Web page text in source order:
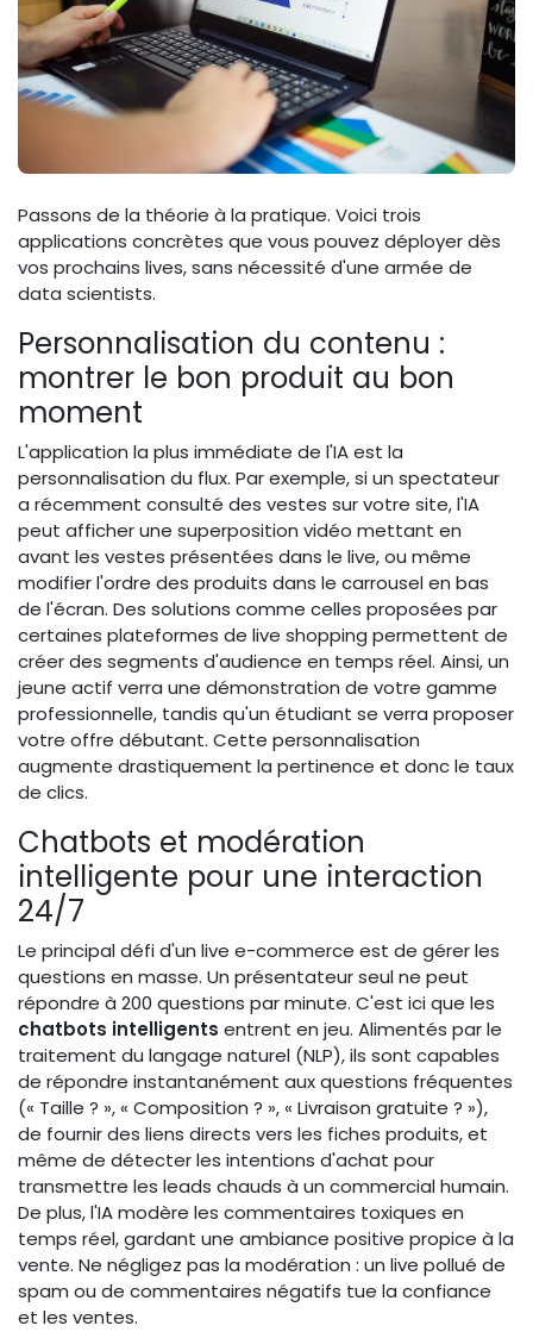
Passons de la théorie à la pratique. Voici trois
applications concrètes que vous pouvez déployer dès
vos prochains lives, sans nécessité d'une armée de
data scientists.
Personnalisation du contenu :
montrer le bon produit au bon
moment
L'application la plus immédiate de l'IA est la
personnalisation du flux. Par exemple, si un spectateur
a récemment consulté des vestes sur votre site, l'IA
peut afficher une superposition vidéo mettant en
avant les vestes présentées dans le live, ou même
modifier l'ordre des produits dans le carrousel en bas
de l'écran. Des solutions comme celles proposées par
certaines plateformes de live shopping permettent de
créer des segments d'audience en temps réel. Ainsi, un
jeune actif verra une démonstration de votre gamme
professionnelle, tandis qu'un étudiant se verra proposer
votre offre débutant. Cette personnalisation
augmente drastiquement la pertinence et donc le taux
de clics.
Chatbots et modération
intelligente pour une interaction
24/7
Le principal défi d'un live e-commerce est de gérer les
questions en masse. Un présentateur seul ne peut
répondre à 200 questions par minute. C'est ici que les
chatbots intelligents entrent en jeu. Alimentés par le
traitement du langage naturel (NLP), ils sont capables
de répondre instantanément aux questions fréquentes
(« Taille ? », « Composition ? », « Livraison gratuite ? »),
de fournir des liens directs vers les fiches produits, et
même de détecter les intentions d'achat pour
transmettre les leads chauds à un commercial humain.
De plus, l'IA modère les commentaires toxiques en
temps réel, gardant une ambiance positive propice à la
vente. Ne négligez pas la modération : un live pollué de
spam ou de commentaires négatifs tue la confiance
et les ventes.